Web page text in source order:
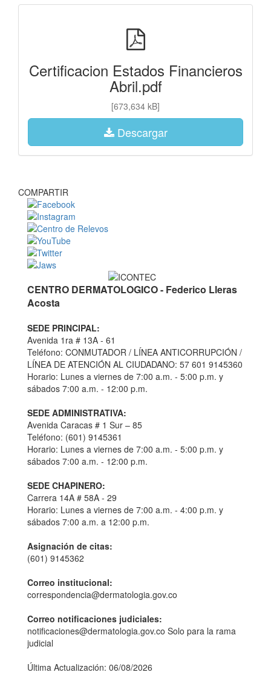
Certificacion Estados Financieros
Abril.pdf
[673,634 kB]
Descargar
COMPARTIR
CENTRO DERMATOLOGICO - Federico Lleras
Acosta
SEDE PRINCIPAL:
Avenida 1ra # 13A - 61
Teléfono: CONMUTADOR / LÍNEA ANTICORRUPCIÓN /
LÍNEA DE ATENCIÓN AL CIUDADANO: 57 601 9145360
Horario: Lunes a viernes de 7:00 a.m. - 5:00 p.m. y
sábados 7:00 a.m. - 12:00 p.m.
SEDE ADMINISTRATIVA:
Avenida Caracas # 1 Sur – 85
Teléfono: (601) 9145361
Horario: Lunes a viernes de 7:00 a.m. - 5:00 p.m. y
sábados 7:00 a.m. - 12:00 p.m.
SEDE CHAPINERO:
Carrera 14A # 58A - 29
Horario: Lunes a viernes de 7:00 a.m. - 4:00 p.m. y
sábados 7:00 a.m. a 12:00 p.m.
Asignación de citas:
(601) 9145362
Correo institucional:
correspondencia@dermatologia.gov.co
Correo notificaciones judiciales:
notificaciones@dermatologia.gov.co Solo para la rama
judicial
Última Actualización: 06/08/2026